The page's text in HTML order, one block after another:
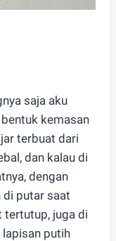
saja aku
kemasan
terbuat dari
dan kalau di
dengan
di putar saat
tertutup, juga di
lapisan putih